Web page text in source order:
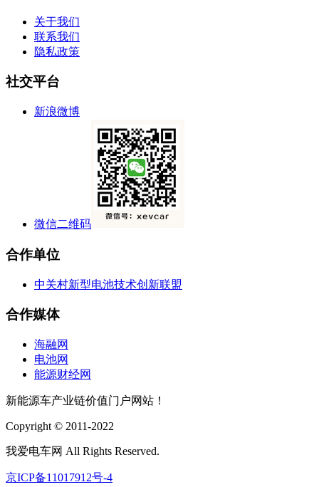
关于我们
联系我们
隐私政策
社交平台
新浪微博
微信二维码
合作单位
中关村新型电池技术创新联盟
合作媒体
海融网
电池网
能源财经网
新能源车产业链价值门户网站！
Copyright © 2011-2022
我爱电车网 All Rights Reserved.
京ICP备11017912号-4